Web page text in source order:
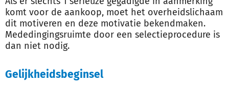
komt voor de aankoop, moet het overheidslichaam
dit motiveren en deze motivatie bekendmaken.
Mededingingsruimte door een selectieprocedure is
dan niet nodig.
Gelijkheidsbeginsel